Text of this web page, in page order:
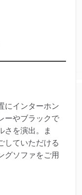
にインターホン
ーやブラックで
さを演出。ま
していただける
グソファをご用